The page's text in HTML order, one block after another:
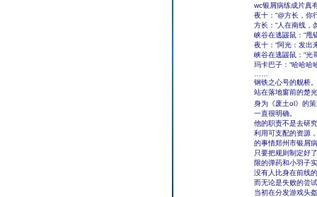
wc银屑病练成片真
夜十：“@方长，你
方长：“人在南线，
峡谷在逃鼹鼠：“
夜十：“阿光：发出
峡谷在逃鼹鼠：“光
玛卡巴子：“哈哈哈
钢铁之心号的舰桥。
站在落地窗前的楚
身为《废土ol》的策
一直很明确。
他的职责不是去研
利用可支配的资源
的事情郑州市银屑
只要把规则制定好
限的弹药和小羽子
没有人比身在前线
而无论是失败的尝
当初在分发游戏头